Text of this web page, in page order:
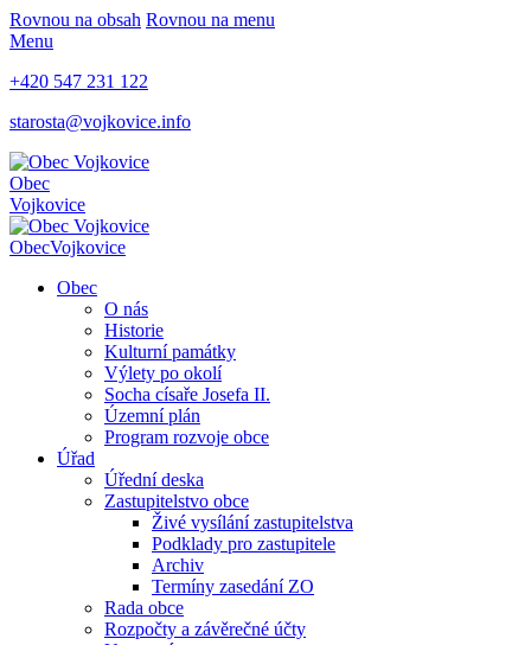
Rovnou na obsah Rovnou na menu
Menu
+420 547 231 122
starosta@vojkovice.info
Obec
Vojkovice
ObecVojkovice
Obec
O nás
Historie
Kulturní památky
Výlety po okolí
Socha císaře Josefa II.
Územní plán
Program rozvoje obce
Úřad
Úřední deska
Zastupitelstvo obce
Živé vysílání zastupitelstva
Podklady pro zastupitele
Archiv
Termíny zasedání ZO
Rada obce
Rozpočty a závěrečné účty